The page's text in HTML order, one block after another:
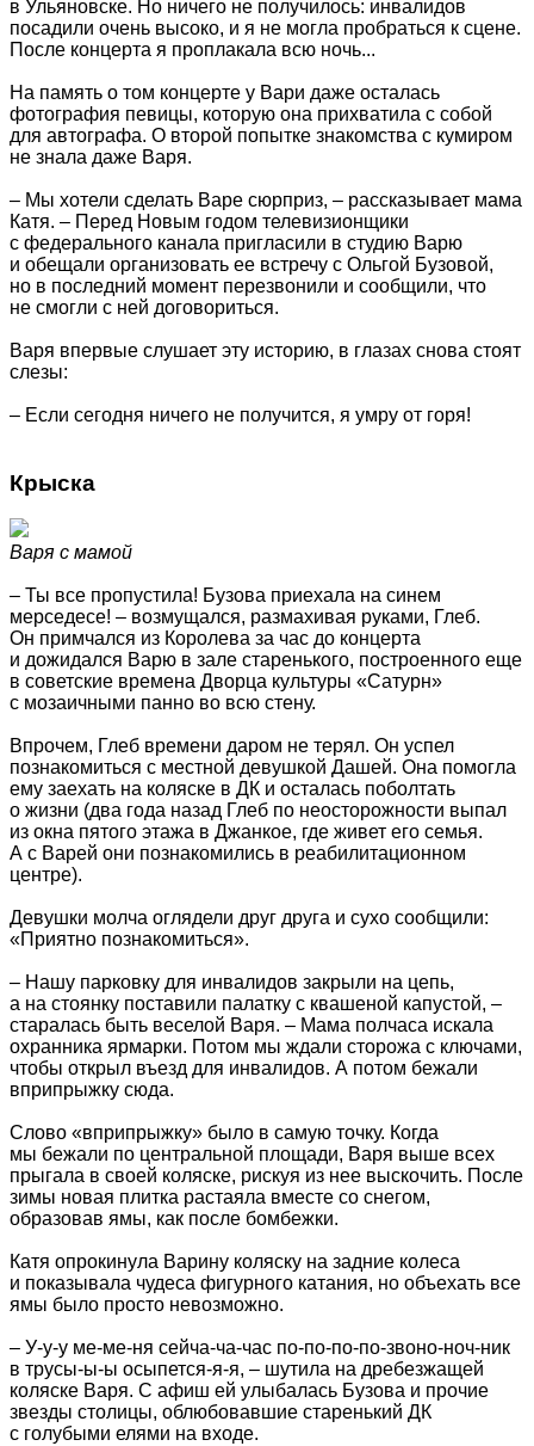
в Ульяновске. Но ничего не получилось: инвалидов
посадили очень высоко, и я не могла пробраться к сцене.
После концерта я проплакала всю ночь...
На память о том концерте у Вари даже осталась
фотография певицы, которую она прихватила с собой
для автографа. О второй попытке знакомства с кумиром
не знала даже Варя.
– Мы хотели сделать Варе сюрприз, – рассказывает мама
Катя. – Перед Новым годом телевизионщики
с федерального канала пригласили в студию Варю
и обещали организовать ее встречу с Ольгой Бузовой,
но в последний момент перезвонили и сообщили, что
не смогли с ней договориться.
Варя впервые слушает эту историю, в глазах снова стоят
слезы:
– Если сегодня ничего не получится, я умру от горя!
Крыска
Варя с мамой
– Ты все пропустила! Бузова приехала на синем
мерседесе! – возмущался, размахивая руками, Глеб.
Он примчался из Королева за час до концерта
и дожидался Варю в зале старенького, построенного еще
в советские времена Дворца культуры «Сатурн»
с мозаичными панно во всю стену.
Впрочем, Глеб времени даром не терял. Он успел
познакомиться с местной девушкой Дашей. Она помогла
ему заехать на коляске в ДК и осталась поболтать
о жизни (два года назад Глеб по неосторожности выпал
из окна пятого этажа в Джанкое, где живет его семья.
А с Варей они познакомились в реабилитационном
центре).
Девушки молча оглядели друг друга и сухо сообщили:
«Приятно познакомиться».
– Нашу парковку для инвалидов закрыли на цепь,
а на стоянку поставили палатку с квашеной капустой, –
старалась быть веселой Варя. – Мама полчаса искала
охранника ярмарки. Потом мы ждали сторожа с ключами,
чтобы открыл въезд для инвалидов. А потом бежали
вприпрыжку сюда.
Слово «вприпрыжку» было в самую точку. Когда
мы бежали по центральной площади, Варя выше всех
прыгала в своей коляске, рискуя из нее выскочить. После
зимы новая плитка растаяла вместе со снегом,
образовав ямы, как после бомбежки.
Катя опрокинула Варину коляску на задние колеса
и показывала чудеса фигурного катания, но объехать все
ямы было просто невозможно.
– У-у-у ме-ме-ня сейча-ча-час по-по-по-по-звоно-ноч-ник
в трусы-ы-ы осыпется-я-я, – шутила на дребезжащей
коляске Варя. С афиш ей улыбалась Бузова и прочие
звезды столицы, облюбовавшие старенький ДК
с голубыми елями на входе.